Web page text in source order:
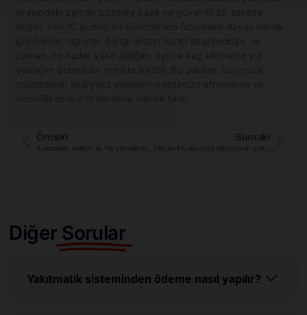
Önceki Sonraki
Diğer Sorular
Yakıtmatik sisteminden ödeme nasıl yapılır?